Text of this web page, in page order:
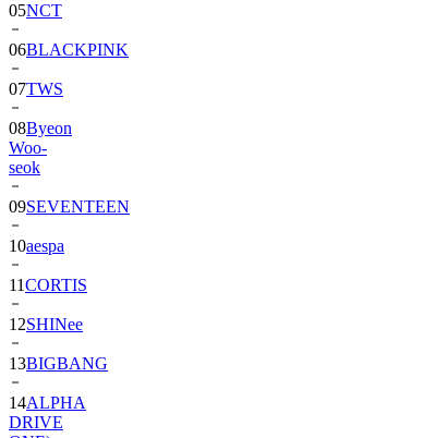
06BLACKPINK
07TWS
08Byeon
Woo-
seok
09SEVENTEEN
10aespa
11CORTIS
12SHINee
13BIGBANG
14ALPHA
DRIVE
ONE)